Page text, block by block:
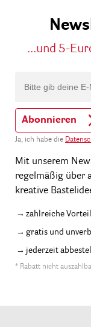
...und 5-
Abonnieren
Ja, ich habe die
Mit unserem
regelmäßig über
kreative
zahlreiche
gratis und
jederzeit
* Rabatt nicht